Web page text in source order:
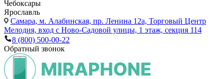
Чебоксары
Ярославль
Самара, м. Алабинская, пр. Ленина 12а, Торговый Центр
Мелодия, вход с Ново-Садовой улицы, 1 этаж, секция 114
8 (800) 500-00-22
Обратный звонок